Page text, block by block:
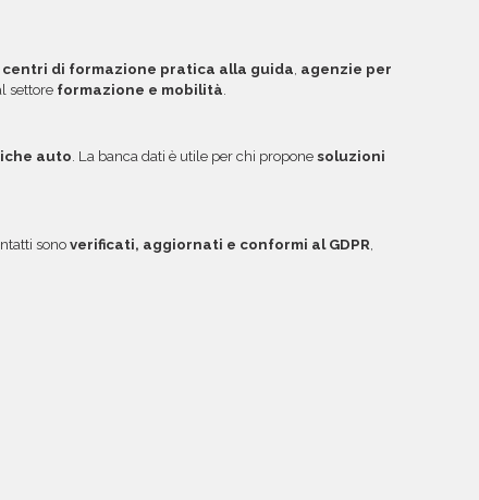
centri di formazione pratica alla guida agenzie per
settore formazione e mobilità
auto. La banca dati è utile per chi propone soluzioni
sono verificati, aggiornati e conformi al GDPR,